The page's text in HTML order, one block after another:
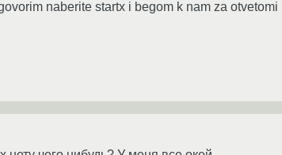
naberite startx i begom k nam za